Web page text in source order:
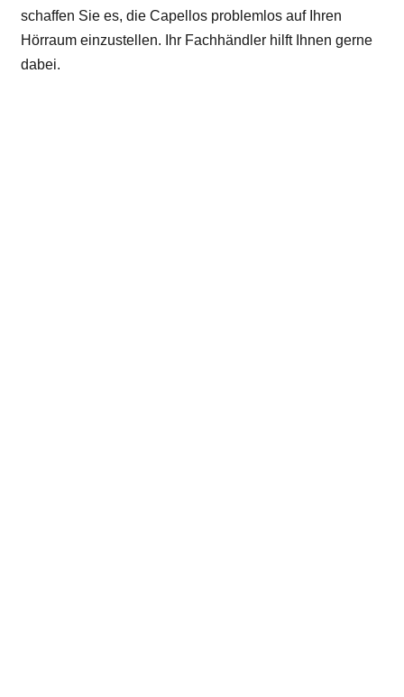
schaffen Sie es, die Capellos problemlos auf Ihren
Hörraum einzustellen. Ihr Fachhändler hilft Ihnen gerne
dabei.